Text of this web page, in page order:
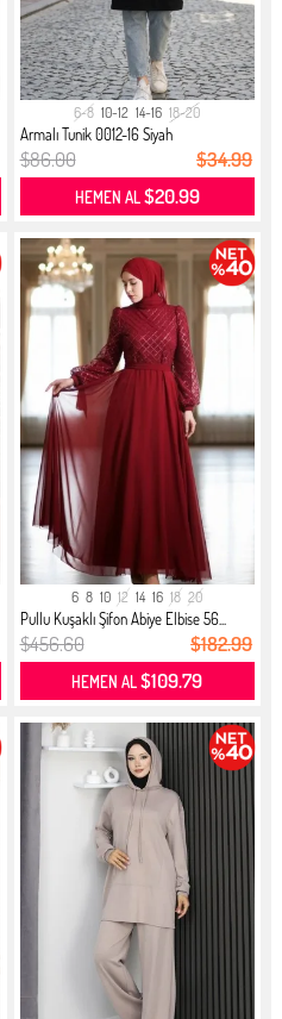
6-8 10-12 14-16 18-20
Armalı Tunik 0012-16 Siyah
$86.00 $34.99
HEMEN AL$20.99
6 8 10 12 14 16 18 20
Pullu Kuşaklı Şifon Abiye Elbise 56...
$456.60 $182.99
HEMEN AL$109.79